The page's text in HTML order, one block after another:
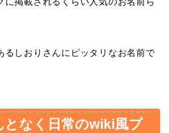
るしおりさんにピッタリなお名前で
となく日常のwiki風プ